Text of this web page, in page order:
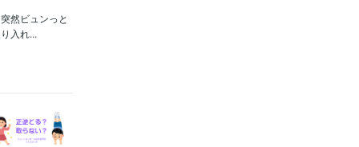
然ビュンっと
入れ...